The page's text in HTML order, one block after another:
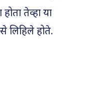
तेव्हा या
होते.